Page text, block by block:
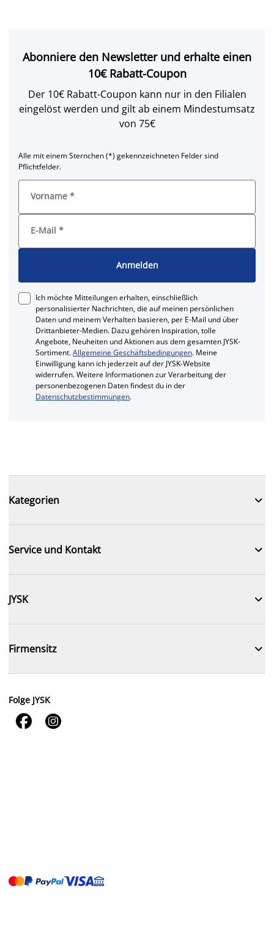
Abonniere den Newsletter und erhalte einen
10€ Rabatt-Coupon
Der 10€ Rabatt-Coupon kann nur in den Filialen
eingelöst werden und gilt ab einem Mindestumsatz
von 75€
Alle mit einem Sternchen (*) gekennzeichneten Felder sind
Pflichtfelder.
Vorname *
E-Mail *
Anmelden
Ich möchte Mitteilungen erhalten, einschließlich
personalisierter Nachrichten, die auf meinen persönlichen
Daten und meinem Verhalten basieren, per E-Mail und über
Drittanbieter-Medien. Dazu gehören Inspiration, tolle
Angebote, Neuheiten und Aktionen aus dem gesamten JYSK-
Sortiment.Allgemeine Geschäftsbedingungen. Meine
Einwilligung kann ich jederzeit auf der JYSK-Website
widerrufen. Weitere Informationen zur Verarbeitung der
personenbezogenen Daten findest du in der
Datenschutzbestimmungen.
Kategorien 
Service und Kontakt 
JYSK 
Firmensitz 
Folge JYSK
 